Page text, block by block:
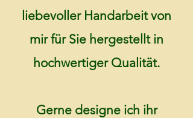
liebevoller Handarbeit von
mir für Sie hergestellt in
hochwertiger Qualität.
Gerne designe ich ihr